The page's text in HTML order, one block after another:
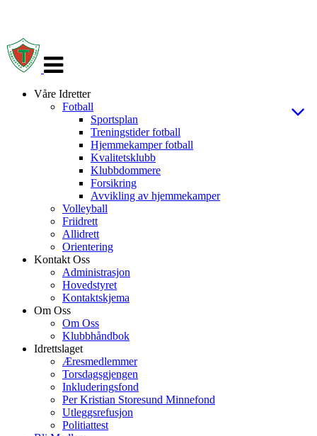
navigasjon
Våre Idretter
Fotball
Sportsplan
Treningstider fotball
Hjemmekamper fotball
Kvalitetsklubb
Klubbdommere
Forsikring
Avvikling av hjemmekamper
Volleyball
Friidrett
Allidrett
Orientering
Kontakt Oss
Administrasjon
Hovedstyret
Kontaktskjema
Om Oss
Om Oss
Klubbhåndbok
Idrettslaget
Æresmedlemmer
Torsdagsgjengen
Inkluderingsfond
Per Kristian Storesund Minnefond
Utleggsrefusjon
Politiattest